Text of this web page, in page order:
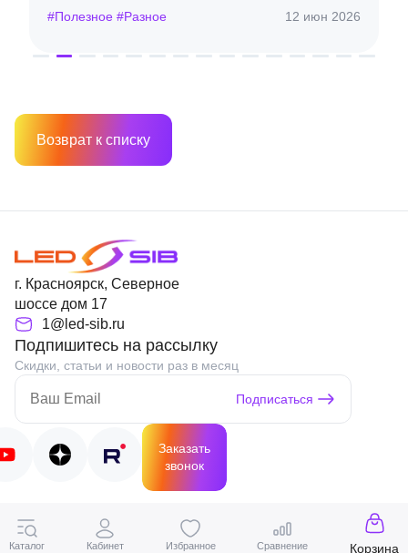
12 июн 2026 #Полезное #Разное
Возврат к списку
г. Красноярск, Северное
шоссе дом 17
1@led-sib.ru
Подпишитесь на рассылку
Скидки, статьи и новости раз в месяц
Подписаться
Заказать
звонок
Вся информация на сайте носит справочный характер и не
является публичной офертой, определяемой статьей 437 ГК РФ не
все товары, представленные на сайте, могут быть доступны к
Каталог Кабинет Избранное Сравнение Корзина